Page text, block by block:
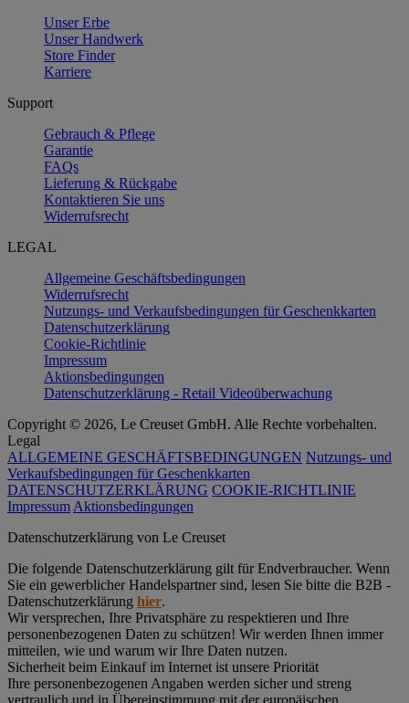
Unser Erbe
Unser Handwerk
Store Finder
Karriere
Support
Gebrauch & Pflege
Garantie
FAQs
Lieferung & Rückgabe
Kontaktieren Sie uns
Widerrufsrecht
LEGAL
Allgemeine Geschäftsbedingungen
Widerrufsrecht
Nutzungs- und Verkaufsbedingungen für Geschenkkarten
Datenschutzerklärung
Cookie-Richtlinie
Impressum
Aktionsbedingungen
Datenschutzerklärung - Retail Videoüberwachung
Copyright © 2026, Le Creuset GmbH. Alle Rechte vorbehalten.
Legal
ALLGEMEINE GESCHÄFTSBEDINGUNGEN Nutzungs- und
Verkaufsbedingungen für Geschenkkarten
DATENSCHUTZERKLÄRUNG COOKIE-RICHTLINIE
Impressum Aktionsbedingungen
Datenschutz­erklärung von Le Creuset
Die folgende Datenschutzerklärung gilt für Endverbraucher. Wenn
Sie ein gewerblicher Handelspartner sind, lesen Sie bitte die B2B -
Datenschutzerklärung hier.
Wir versprechen, Ihre Privatsphäre zu respektieren und Ihre
personenbezogenen Daten zu schützen! Wir werden Ihnen immer
mitteilen, wie und warum wir Ihre Daten nutzen.
Sicherheit beim Einkauf im Internet ist unsere Priorität
Ihre personenbezogenen Angaben werden sicher und streng
vertraulich und in Übereinstimmung mit der europäischen